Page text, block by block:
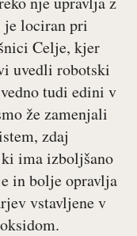
lociran pri
Celje, kjer
uvedli robotski
tudi edini v
že zamenjali
zdaj
ima izboljšano
in bolje opravlja
vstavljene v